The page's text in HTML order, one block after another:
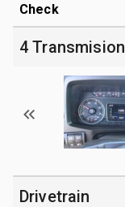
Check
4 Transmision
Drivetrain